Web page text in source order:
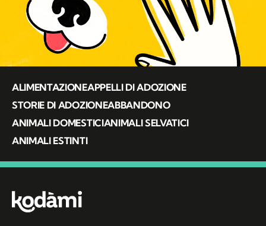
ALIMENTAZIONEAPPELLI DI ADOZIONE
STORIE DI ADOZIONEABBANDONO
ANIMALI DOMESTICIANIMALI SELVATICI
ANIMALI ESTINTI